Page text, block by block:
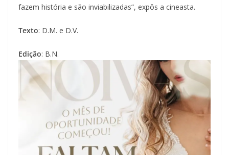
fazem história e são inviabilizadas”, expôs a cineasta.
Texto: D.M. e D.V.
Edição: B.N.